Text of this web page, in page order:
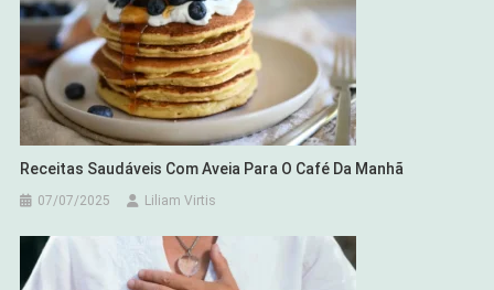
Receitas Saudáveis Com Aveia Para O Café Da Manhã
07/07/2025 Liliam Virtis